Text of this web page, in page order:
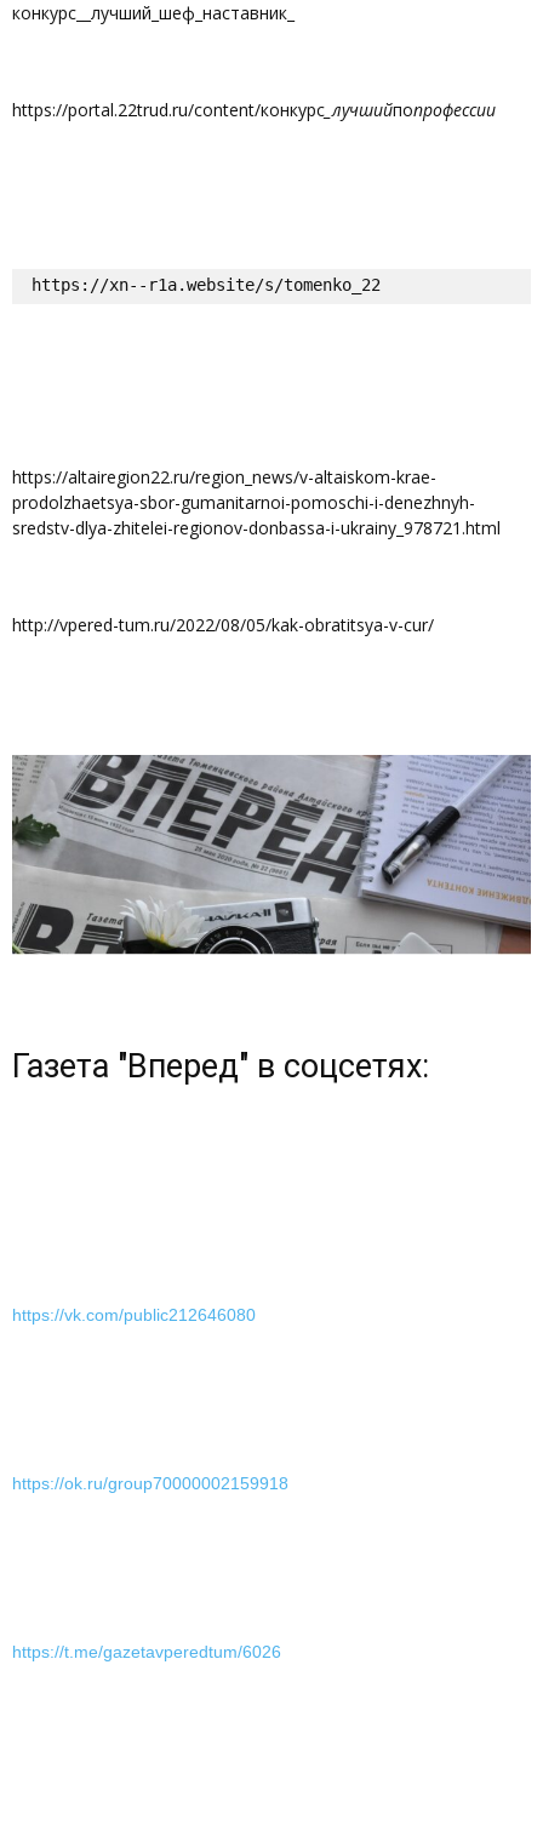
конкурс__лучший_шеф_наставник_
https://portal.22trud.ru/content/конкурс _лучшийпопрофессии
https://xn--r1a.website/s/tomenko_22
https://altairegion22.ru/region_news/v-altaiskom-krae-
prodolzhaetsya-sbor-gumanitarnoi-pomoschi-i-denezhnyh-
sredstv-dlya-zhitelei-regionov-donbassa-i-ukrainy_978721.html
http://vpered-tum.ru/2022/08/05/kak-obratitsya-v-cur/
Газета "Вперед" в соцсетях:
https://vk.com/public212646080
https://ok.ru/group70000002159918
https://t.me/gazetavperedtum/6026